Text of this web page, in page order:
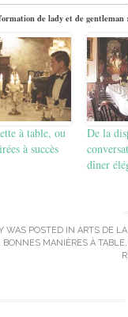
de lady et de gentleman :
à table, ou
à succès
De la
dîner
WAS POSTED IN ARTS DE
BONNES MANIÈRES À TABLE,